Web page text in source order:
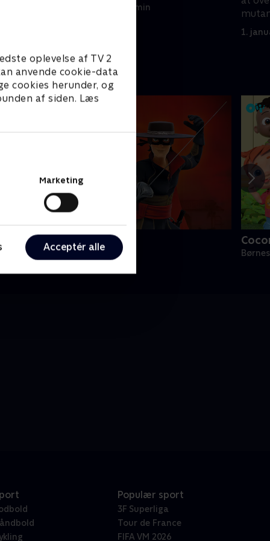
oplevelse af TV 2
anvende cookie-data
cookies herunder, og
af siden. Læs
Marketing
Acceptér alle
1. januar 2023 • 21 min
1.
Zorro the Chronicles
• 1 sæsoner
Populær sport
3F Superliga
Tour de France
FIFA VM 2026